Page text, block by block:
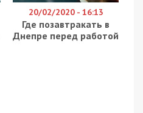
20/02/2020 - 16:13
Где позавтракать в
Днепре перед работой